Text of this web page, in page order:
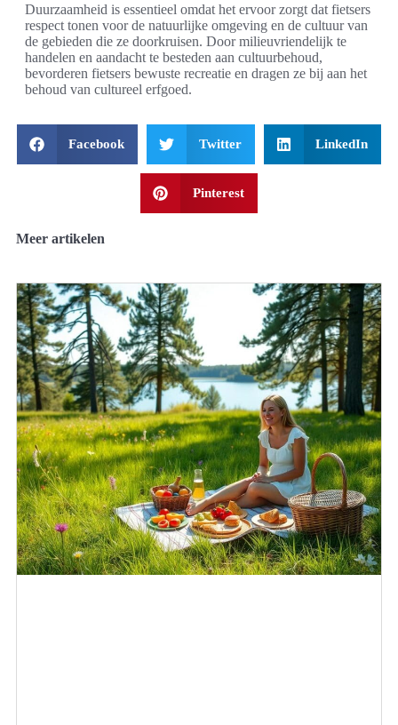
Duurzaamheid is essentieel omdat het ervoor zorgt dat fietsers
respect tonen voor de natuurlijke omgeving en de cultuur van
de gebieden die ze doorkruisen. Door milieuvriendelijk te
handelen en aandacht te besteden aan cultuurbehoud,
bevorderen fietsers bewuste recreatie en dragen ze bij aan het
behoud van cultureel erfgoed.
Facebook Twitter LinkedIn
Pinterest
Meer artikelen